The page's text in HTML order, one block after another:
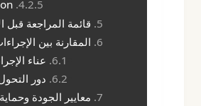
قائمة المراجعة قبل
المقارنة بين
عناء
دور
معايير الجودة